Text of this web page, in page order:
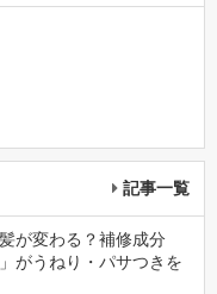
記事一覧
が変わる？補修成分
がうねり・パサつきを